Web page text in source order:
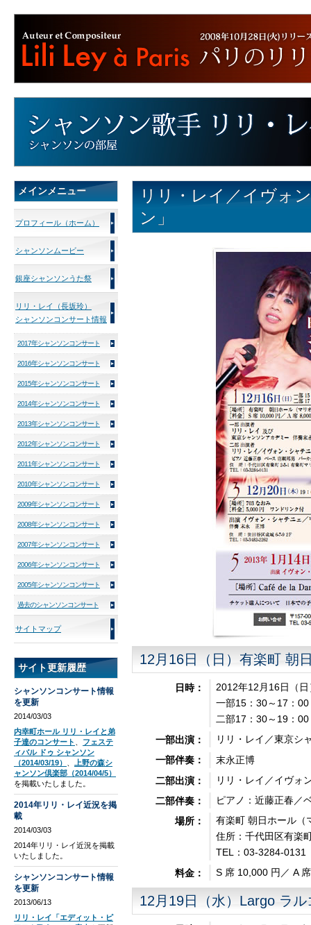
リリ・レイ／イヴォ
ン」
12月16日（日）有楽町 朝
日時：
2012年12月16日（日
一部15：30～17：00
二部17：30～19：00
一部出演：
リリ・レイ／東京シ
一部伴奏：
末永正博
二部出演：
リリ・レイ／イヴォ
二部伴奏：
ピアノ：近藤正春／
場所：
有楽町 朝日ホール（
住所：千代田区有楽
TEL：03-3284-0131
料金：
S 席 10,000 円／ A
12月19日（水）Largo ラル
メインメニュー
プロフィール（ホーム）
シャンソンムービー
銀座シャンソンうた祭
リリ・レイ（長坂玲）
シャンソンコンサート情報
2017年シャンソンコンサート
2016年シャンソンコンサート
2015年シャンソンコンサート
2014年シャンソンコンサート
2013年シャンソンコンサート
2012年シャンソンコンサート
2011年シャンソンコンサート
2010年シャンソンコンサート
2009年シャンソンコンサート
2008年シャンソンコンサート
2007年シャンソンコンサート
2006年シャンソンコンサート
2005年シャンソンコンサート
過去のシャンソンコンサート
サイトマップ
サイト更新履歴
シャンソンコンサート情報
を更新
2014/03/03
内幸町ホール リリ・レイと弟
子達のコンサート
フェステ
ィバル ドゥ シャンソン
（2014/03/19）
上野の森シ
ャンソン倶楽部（2014/04/5）
を掲載いたしました。
2014年リリ・レイ近況を掲
載
2014/03/03
2014年リリ・レイ近況を掲載
いたしました。
シャンソンコンサート情報
を更新
2013/06/13
リリ・レイ「エディット・ピ